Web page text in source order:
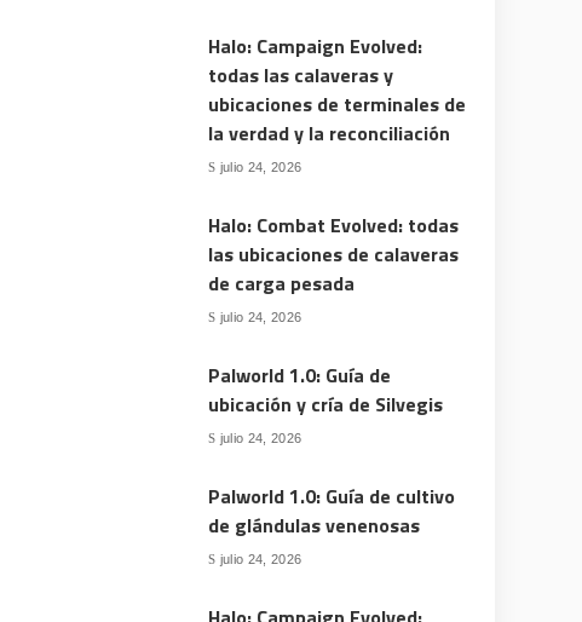
Halo: Campaign Evolved:
todas las calaveras y
ubicaciones de terminales de
la verdad y la reconciliación
julio 24, 2026
Halo: Combat Evolved: todas
las ubicaciones de calaveras
de carga pesada
julio 24, 2026
Palworld 1.0: Guía de
ubicación y cría de Silvegis
julio 24, 2026
Palworld 1.0: Guía de cultivo
de glándulas venenosas
julio 24, 2026